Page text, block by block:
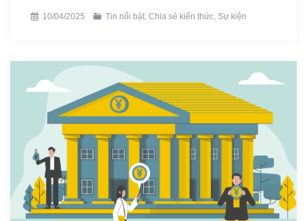
10/04/2025 Tin nổi bật, Chia sẻ kiến thức, Sự kiện